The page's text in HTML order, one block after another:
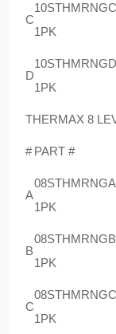
C
1PK
D
1PK
THERMAX 8
# PART #
A
1PK
B
1PK
C
1PK